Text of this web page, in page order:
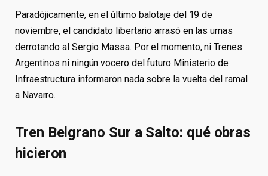
Paradójicamente, en el último balotaje del 19 de
noviembre, el candidato libertario arrasó en las urnas
derrotando al Sergio Massa. Por el momento, ni Trenes
Argentinos ni ningún vocero del futuro Ministerio de
Infraestructura informaron nada sobre la vuelta del ramal
a Navarro.
Tren Belgrano Sur a Salto: qué obras
hicieron